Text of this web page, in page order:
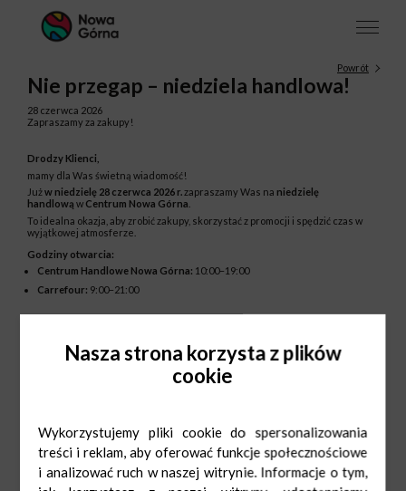
Powrót
Nie przegap – niedziela handlowa!
28 czerwca 2026
Zapraszamy za zakupy!
Drodzy Klienci,
mamy dla Was świetną wiadomość!
Jużw niedzielę 28 czerwca 2026 r.zapraszamy Was na niedzielę
handlową w Centrum Nowa Górna
To idealna okazja, aby zrobić zakupy, skorzystać z promocji i spędzić czas w
wyjątkowej atmosferze.
Godziny otwarcia:
Centrum Handlowe Nowa Górna: 10:00–19:00
Carrefour: 9:00–21:00
Nasza strona korzysta z plików
cookie
Wykorzystujemy pliki cookie do spersonalizowania
treści i reklam, aby oferować funkcje społecznościowe
i analizować ruch w naszej witrynie. Informacje o tym,